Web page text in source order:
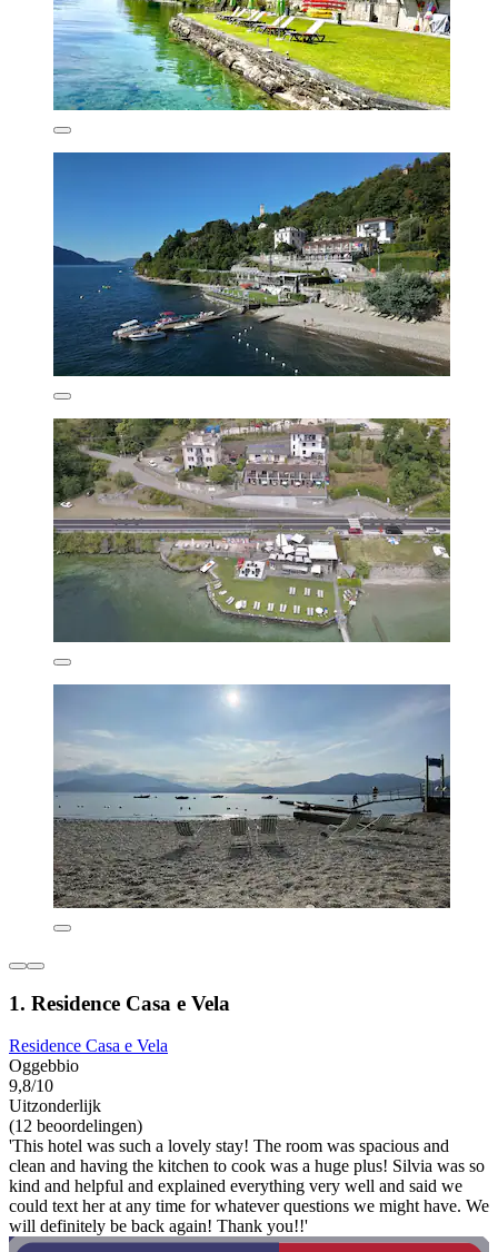
1. Residence Casa e Vela
Residence Casa e Vela
Oggebbio
9,8/10
Uitzonderlijk
(12 beoordelingen)
'This hotel was such a lovely stay! The room was spacious and
clean and having the kitchen to cook was a huge plus! Silvia was so
kind and helpful and explained everything very well and said we
could text her at any time for whatever questions we might have. We
will definitely be back again! Thank you!!'